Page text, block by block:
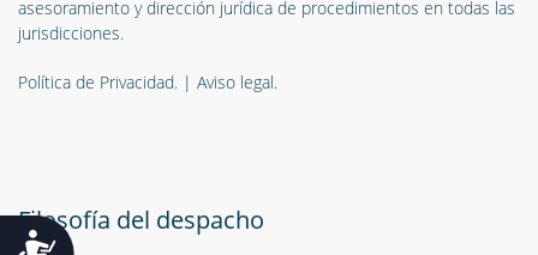
Accesibilidad
asesoramiento y dirección jurídica de procedimientos en todas las
jurisdicciones.
Política de Privacidad. | Aviso legal.
Filosofía del despacho